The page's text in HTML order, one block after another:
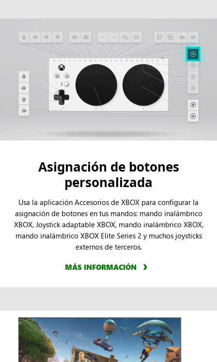
Asignación de botones
personalizada
Usa la aplicación Accesorios de XBOX para configurar la
asignación de botones en tus mandos: mando inalámbrico
XBOX, Joystick adaptable XBOX, mando inalámbrico XBOX,
mando inalámbrico XBOX Elite Series 2 y muchos joysticks
externos de terceros.
MÁS INFORMACIÓN